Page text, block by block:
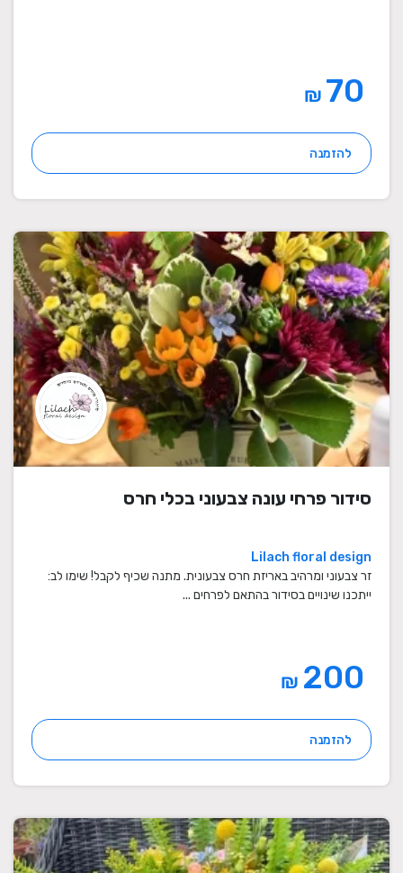
₪
להזמנה
סידור פרחי עונה צבעוני בכלי חרס
Lilach floral design
זר צבעוני ומרהיב באריזת חרס צבעונית. מתנה שכיף לקבל! שימו לב:
ייתכנו שינויים בסידור בהתאם לפרחים ...
₪
להזמנה